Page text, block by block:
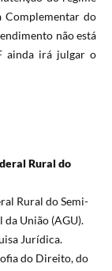
do
não está
ainda irá julgar o
Rural do
Rural do Semi-
da União (AGU).
Jurídica.
do Direito, do